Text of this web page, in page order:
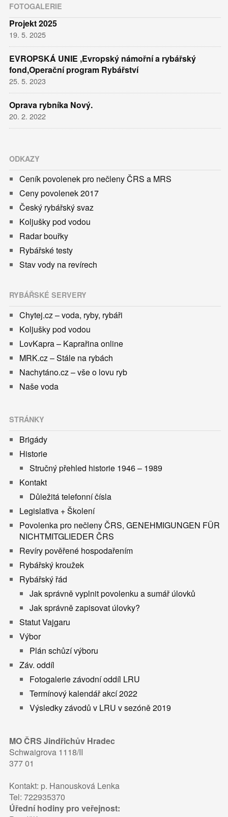
FOTOGALERIE
Projekt 2025
19. 5. 2025
EVROPSKÁ UNIE ,Evropský námořní a rybářský
fond,Operační program Rybářství
25. 5. 2023
Oprava rybníka Nový.
20. 2. 2022
ODKAZY
Ceník povolenek pro nečleny ČRS a MRS
Ceny povolenek 2017
Český rybářský svaz
Koljušky pod vodou
Radar bouřky
Rybářské testy
Stav vody na revírech
RYBÁŘSKÉ SERVERY
Chytej.cz – voda, ryby, rybáři
Koljušky pod vodou
LovKapra – Kaprařina online
MRK.cz – Stále na rybách
Nachytáno.cz – vše o lovu ryb
Naše voda
STRÁNKY
Brigády
Historie
Stručný přehled historie 1946 – 1989
Kontakt
Důležitá telefonní čísla
Legislativa + Školení
Povolenka pro nečleny ČRS, GENEHMIGUNGEN FÜR
NICHTMITGLIEDER ČRS
Revíry pověřené hospodařením
Rybářský kroužek
Rybářský řád
Jak správně vyplnit povolenku a sumář úlovků
Jak správně zapisovat úlovky?
Statut Vajgaru
Výbor
Plán schůzí výboru
Záv. oddíl
Fotogalerie závodní oddíl LRU
Termínový kalendář akcí 2022
Výsledky závodů v LRU v sezóně 2019
MO ČRS Jindřichův Hradec
Schwaigrova 1118/II
377 01
Kontakt: p. Hanousková Lenka
Tel: 722935370
Úřední hodiny pro veřejnost: